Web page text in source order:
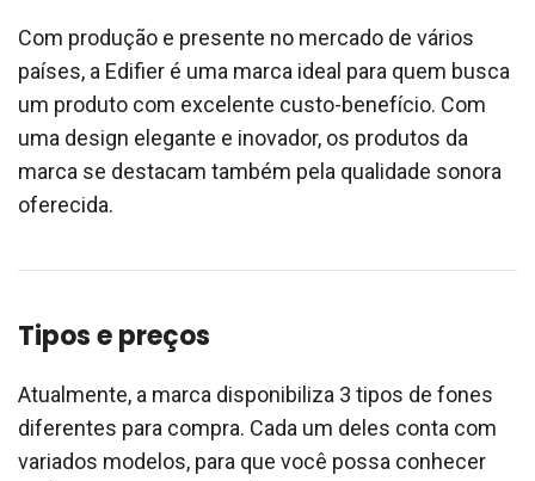
Com produção e presente no mercado de vários
países, a Edifier é uma marca ideal para quem busca
um produto com excelente custo-benefício. Com
uma design elegante e inovador, os produtos da
marca se destacam também pela qualidade sonora
oferecida.
Tipos e preços
Atualmente, a marca disponibiliza 3 tipos de fones
diferentes para compra. Cada um deles conta com
variados modelos, para que você possa conhecer